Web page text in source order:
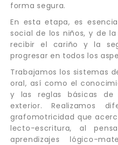
forma segura.
En esta etapa, es
social de los niños, y de
recibir el cariño y la
progresar en todos los
Trabajamos los sistemas
oral, así como el
y las reglas básicas
exterior. Realizamos
grafomotricidad que
lecto-escritura, al
aprendizajes lógico-